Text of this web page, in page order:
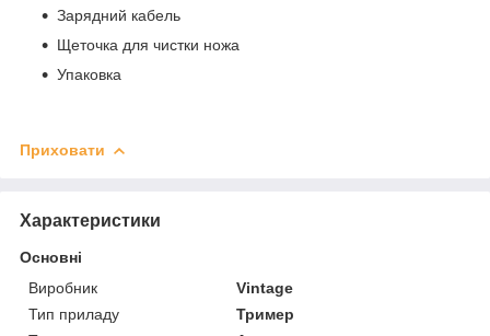
Зарядний кабель
Щеточка для чистки ножа
Упаковка
Приховати
Характеристики
Основні
Виробник
Vintage
Тип приладу
Тример